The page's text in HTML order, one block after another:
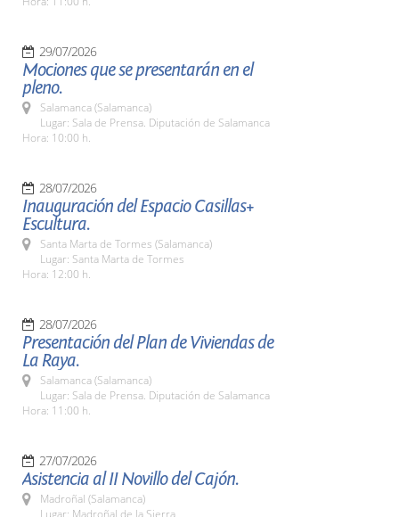
29/07/2026
Mociones que se presentarán en el
pleno.
Salamanca (Salamanca)
Lugar: Sala de Prensa. Diputación de Salamanca
Hora: 10:00 h.
28/07/2026
Inauguración del Espacio Casillas+
Escultura.
Santa Marta de Tormes (Salamanca)
Lugar: Santa Marta de Tormes
Hora: 12:00 h.
28/07/2026
Presentación del Plan de Viviendas de
La Raya.
Salamanca (Salamanca)
Lugar: Sala de Prensa. Diputación de Salamanca
Hora: 11:00 h.
27/07/2026
Asistencia al II Novillo del Cajón.
Madroñal (Salamanca)
Lugar: Madroñal de la Sierra